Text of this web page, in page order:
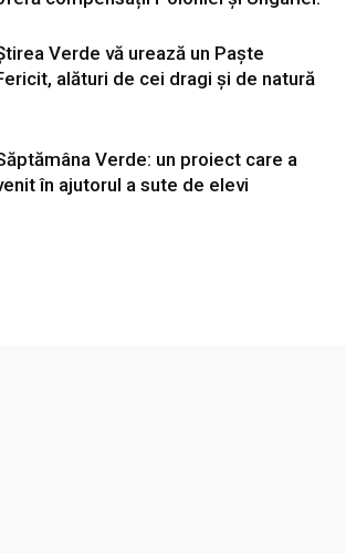
Verde vă urează un Paște
alături de cei dragi și de natură
Verde: un proiect care a
în ajutorul a sute de elevi